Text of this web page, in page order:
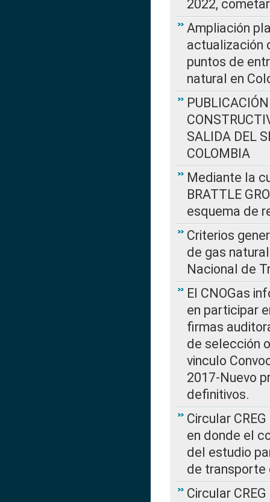
2022,
Ampliación
actualización
puntos de
natural en
SALIDA DEL
COLOMBIA
Mediante la
BRATTLE
esquema de
Criterios
de gas
Nacional de
El CNOGas
en participar
firmas
de selección
vinculo
2017-Nuevo
definitivos.
Circular
en donde el
del estudio
de transporte
Circular